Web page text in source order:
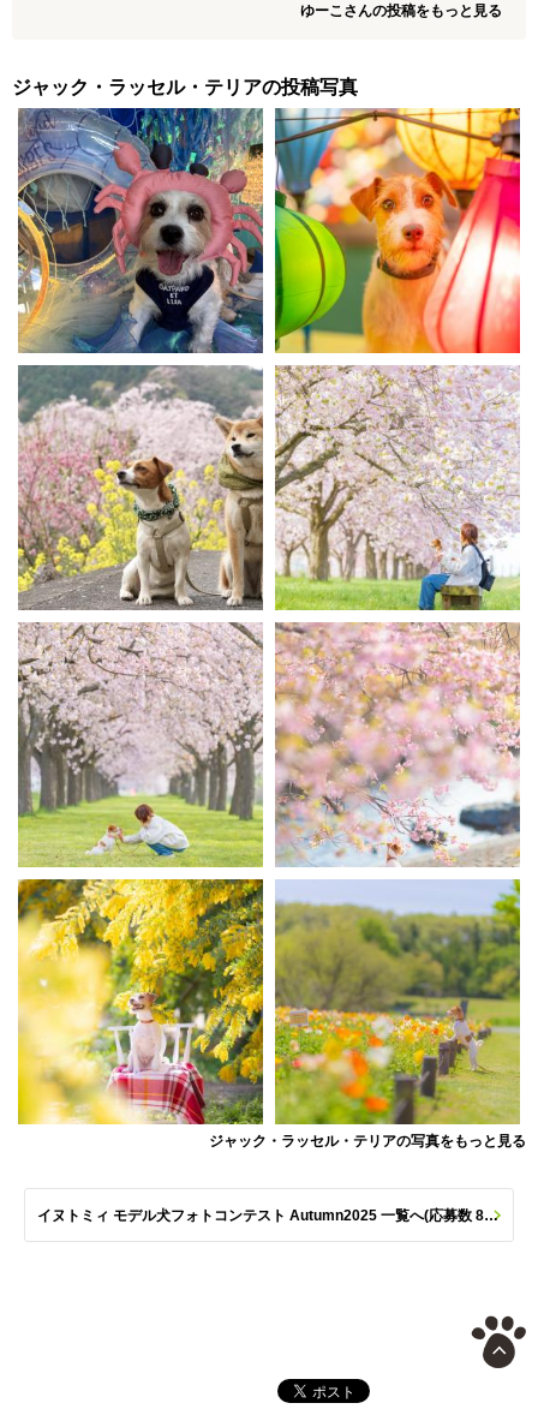
ゆーこさんの投稿をもっと見る
ジャック・ラッセル・テリアの投稿写真
ジャック・ラッセル・テリアの写真をもっと見る
イヌトミィ モデル犬フォトコンテスト Autumn2025 一覧へ(応募数 801枚)